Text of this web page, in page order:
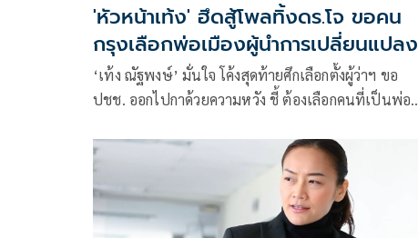
'หัวหน้าเท้ง' ฮึดสู้โพลทิ้งดร.โจ ขอคน
กรุงเลือกพ่อเมืองผู้นำการเปลี่ยนแปลง
‘เท้ง ณัฐพงษ์’ มั่นใจ โค้งสุดท้ายศึกเลือกตั้งผู้ว่าฯ ขอ
ปชช. ออกไปกาด้วยความหวัง ชี้ ต้องเลือกคนที่เป็นพ่อ
แซง ‘ชัยวัฒน์’